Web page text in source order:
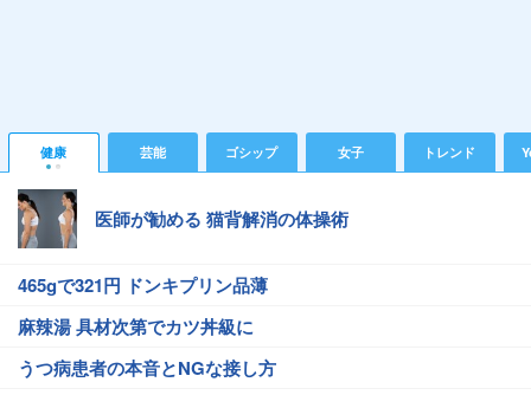
健康 芸能 ゴシップ 女子 トレンド
医師が勧める 猫背解消の体操術
465gで321円 ドンキプリン品薄
麻辣湯 具材次第でカツ丼級に
うつ病患者の本音とNGな接し方